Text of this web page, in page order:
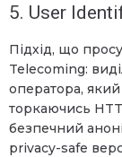
5. User
Підхід, що
Telecoming:
оператора,
торкаючись
безпечний
privacy-safe